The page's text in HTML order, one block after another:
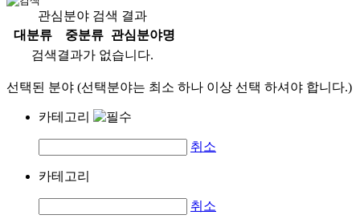
관심분야 검색 결과
대분류
중분류
관심분야명
검색결과가 없습니다.
선택된 분야 (선택분야는 최소 하나 이상 선택 하셔야 합니다.)
카테고리
취소
카테고리
취소